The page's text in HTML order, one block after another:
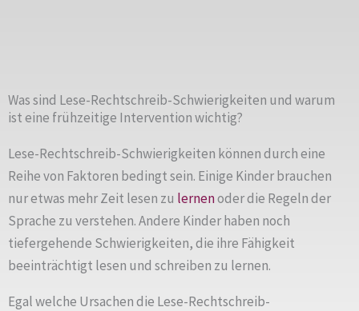
Was sind Lese-Rechtschreib-Schwierigkeiten und warum
ist eine frühzeitige Intervention wichtig?
Lese-Rechtschreib-Schwierigkeiten können durch eine
Reihe von Faktoren bedingt sein. Einige Kinder brauchen
nur etwas mehr Zeit lesen zu lernenoder die Regeln der
Sprache zu verstehen. Andere Kinder haben noch
tiefergehende Schwierigkeiten, die ihre Fähigkeit
beeinträchtigt lesen und schreiben zu lernen.
Egal welche Ursachen die Lese-Rechtschreib-